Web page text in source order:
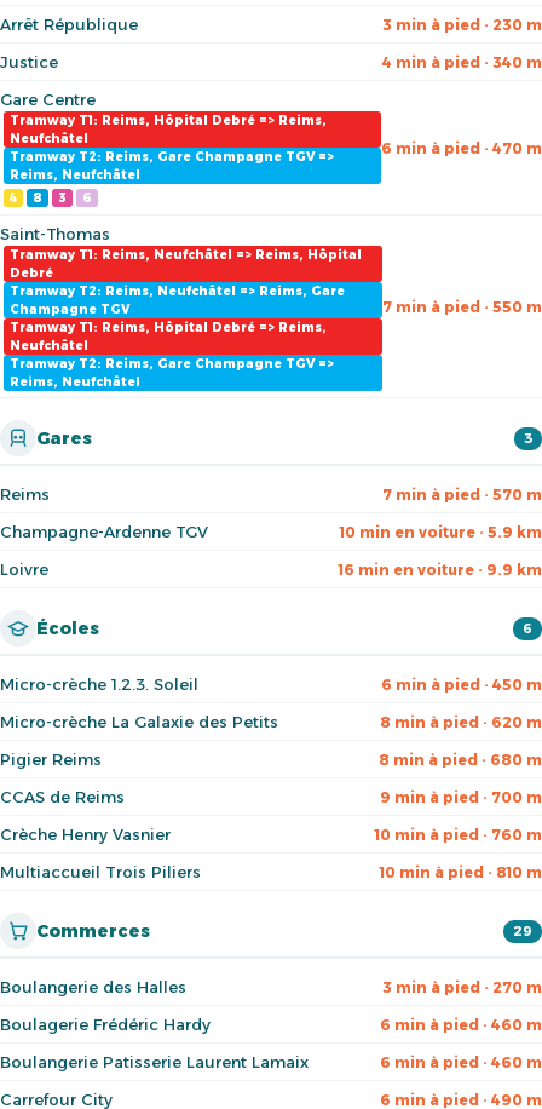
Arrêt République 3 min à pied · 230 m
Justice 4 min à pied · 340 m
Gare Centre
Tramway T1: Reims, Hôpital Debré => Reims,
Neufchâtel
Tramway T2: Reims, Gare Champagne TGV =>
Reims, Neufchâtel
4
8 3 6
6 min à pied · 470 m
Saint-Thomas
Tramway T1: Reims, Neufchâtel => Reims, Hôpital
Debré
Tramway T2: Reims, Neufchâtel => Reims, Gare
Champagne TGV
Tramway T1: Reims, Hôpital Debré => Reims,
Neufchâtel
Tramway T2: Reims, Gare Champagne TGV =>
Reims, Neufchâtel
7 min à pied · 550 m
Gares 3
Reims 7 min à pied · 570 m
Champagne-Ardenne TGV 10 min en voiture · 5.9 km
Loivre 16 min en voiture · 9.9 km
Écoles 6
Micro-crèche 1.2.3. Soleil 6 min à pied · 450 m
Micro-crèche La Galaxie des Petits 8 min à pied · 620 m
Pigier Reims 8 min à pied · 680 m
CCAS de Reims 9 min à pied · 700 m
Crèche Henry Vasnier 10 min à pied · 760 m
Multiaccueil Trois Piliers 10 min à pied · 810 m
Commerces 29
Boulangerie des Halles 3 min à pied · 270 m
Boulagerie Frédéric Hardy 6 min à pied · 460 m
Boulangerie Patisserie Laurent Lamaix 6 min à pied · 460 m
Carrefour City 6 min à pied · 490 m